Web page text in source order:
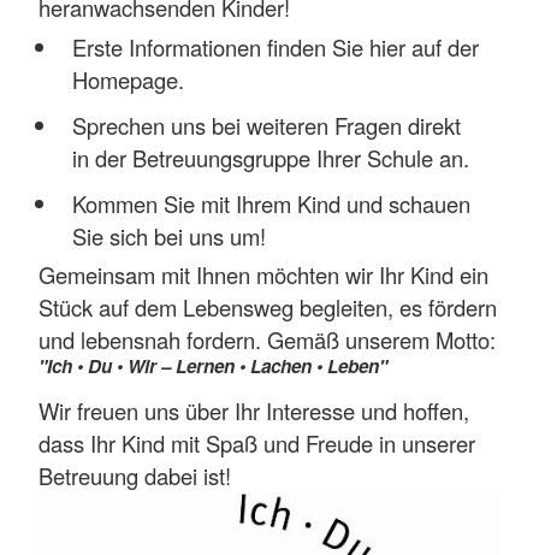
heranwachsenden Kinder!
Erste Informationen finden Sie hier auf der
Homepage.
Sprechen uns bei weiteren Fragen direkt
in der Betreuungsgruppe Ihrer Schule an.
Kommen Sie mit Ihrem Kind und schauen
Sie sich bei uns um!
Gemeinsam mit Ihnen möchten wir Ihr Kind ein
Stück auf dem Lebensweg begleiten, es fördern
und lebensnah fordern. Gemäß unserem Motto:
"Ich • Du • Wir – Lernen • Lachen • Leben"
Wir freuen uns über Ihr Interesse und hoffen,
dass Ihr Kind mit Spaß und Freude in unserer
Betreuung dabei ist!